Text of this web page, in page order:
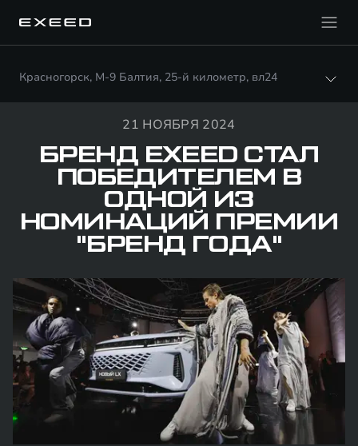
Красногорск, М-9 Балтия, 25-й километр, вл24
21 НОЯБРЯ 2024
БРЕНД EXEED СТАЛ
ПОБЕДИТЕЛЕМ В
ОДНОЙ ИЗ
НОМИНАЦИЙ ПРЕМИИ
"БРЕНД ГОДА"